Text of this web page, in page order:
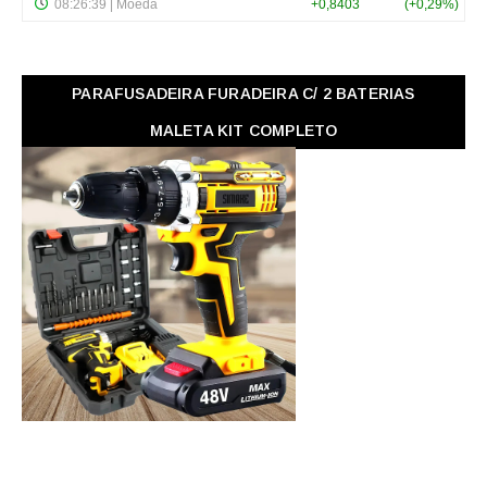
PARAFUSADEIRA FURADEIRA C/ 2 BATERIAS
MALETA KIT COMPLETO